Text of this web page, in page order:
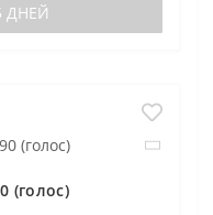
ДНЕЙ
(голос)